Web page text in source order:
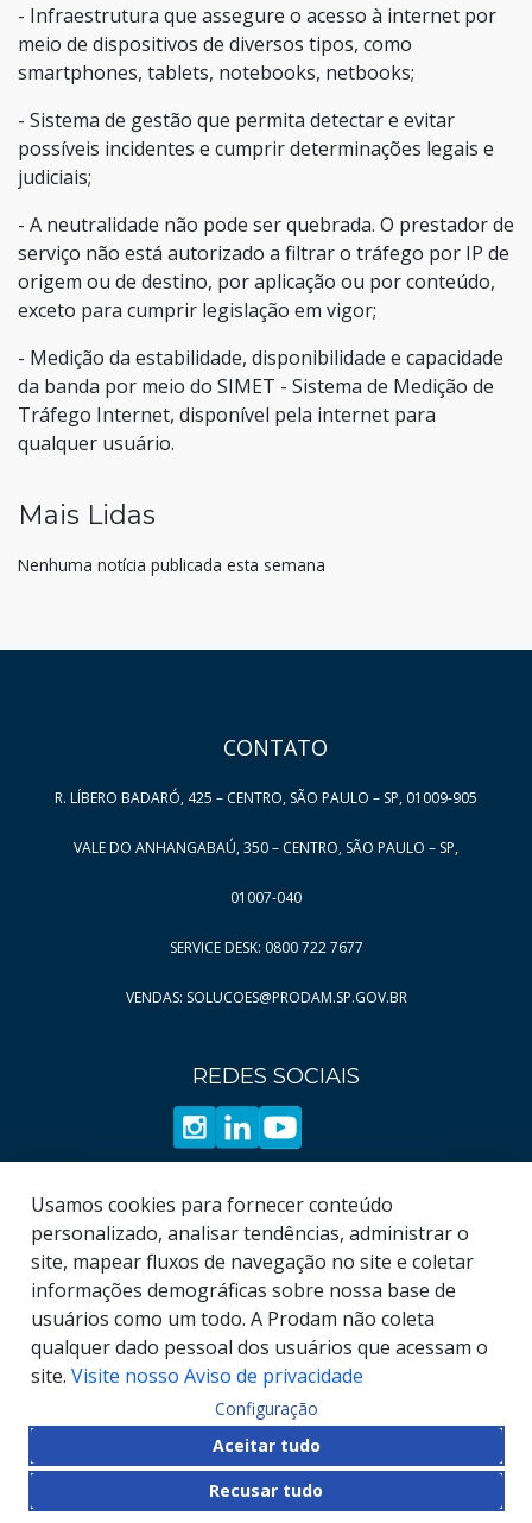
- Infraestrutura que assegure o acesso à internet por
meio de dispositivos de diversos tipos, como
smartphones, tablets, notebooks, netbooks;
- Sistema de gestão que permita detectar e evitar
possíveis incidentes e cumprir determinações legais e
judiciais;
- A neutralidade não pode ser quebrada. O prestador de
serviço não está autorizado a filtrar o tráfego por IP de
origem ou de destino, por aplicação ou por conteúdo,
exceto para cumprir legislação em vigor;
- Medição da estabilidade, disponibilidade e capacidade
da banda por meio do SIMET - Sistema de Medição de
Tráfego Internet, disponível pela internet para
qualquer usuário.
Mais Lidas
Nenhuma notícia publicada esta semana
CONTATO
R. LÍBERO BADARÓ, 425 – CENTRO, SÃO PAULO – SP, 01009-905
VALE DO ANHANGABAÚ, 350 – CENTRO, SÃO PAULO – SP,
01007-040
SERVICE DESK: 0800 722 7677
VENDAS: SOLUCOES@PRODAM.SP.GOV.BR
REDES SOCIAIS
2026, Empresa de Tecnologia da
Informação e Comunicação do Município de São
Usamos cookies para fornecer conteúdo
personalizado, analisar tendências, administrar o
site, mapear fluxos de navegação no site e coletar
informações demográficas sobre nossa base de
usuários como um todo. A Prodam não coleta
qualquer dado pessoal dos usuários que acessam o
site. Visite nosso Aviso de privacidade
Configuração
Aceitar tudo
Recusar tudo